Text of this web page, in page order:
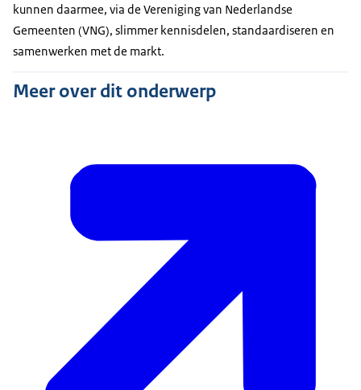
kunnen daarmee, via de Vereniging van Nederlandse
Gemeenten (VNG), slimmer kennisdelen, standaardiseren en
samenwerken met de markt.
Meer over dit onderwerp